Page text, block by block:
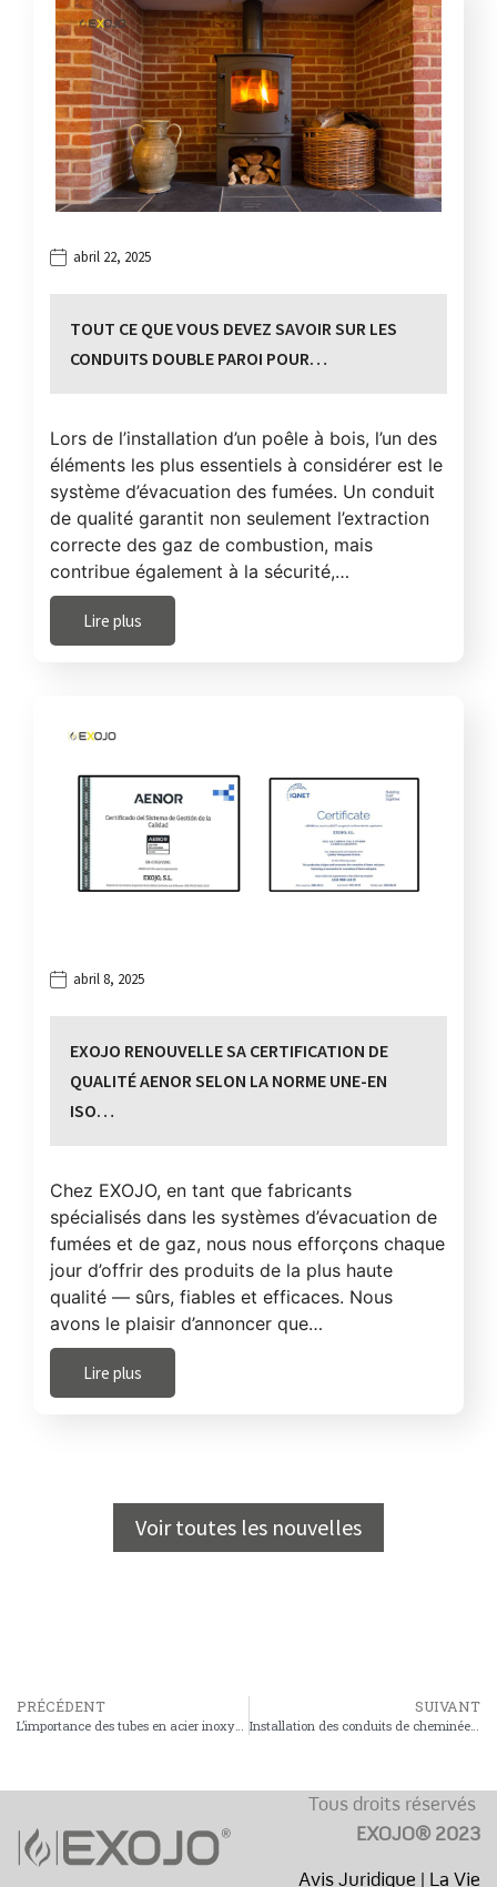
abril 22, 2025
TOUT CE QUE VOUS DEVEZ SAVOIR SUR LES
CONDUITS DOUBLE PAROI POUR…
Lors de l’installation d’un poêle à bois, l’un des
éléments les plus essentiels à considérer est le
système d’évacuation des fumées. Un conduit
de qualité garantit non seulement l’extraction
correcte des gaz de combustion, mais
contribue également à la sécurité,…
Lire plus
abril 8, 2025
EXOJO RENOUVELLE SA CERTIFICATION DE
QUALITÉ AENOR SELON LA NORME UNE-EN
ISO…
Chez EXOJO, en tant que fabricants
spécialisés dans les systèmes d’évacuation de
fumées et de gaz, nous nous efforçons chaque
jour d’offrir des produits de la plus haute
qualité — sûrs, fiables et efficaces. Nous
avons le plaisir d’annoncer que…
Lire plus
Voir toutes les nouvelles
PRÉCÉDENT SUIVANT
Installation des conduits de cheminée : étapes essentielles et erreurs courantes
Tous droits réservés
EXOJO® 2023
Avis Juridique La Vie